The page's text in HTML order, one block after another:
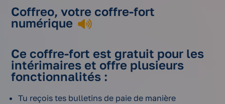
Vos
avantages
Nos
Espace
entreprise
Mon
Accueil
Vos
avantages
en intérim
fonctionnement
du coffre-fort
votre
Coffreo, votre coffre-fort
numérique
Ce coffre-fort est gratuit pour les
intérimaires et offre plusieurs
fonctionnalités :
Tu reçois tes bulletins de paie de manière